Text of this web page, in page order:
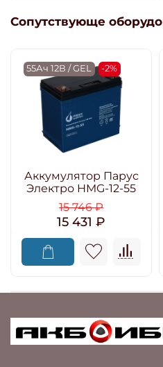
Сопутствующе
55Ач 12В / GEL -2%
Аккумулятор Парус
Электро HMG-12-55
15 746 ₽
15 431 ₽